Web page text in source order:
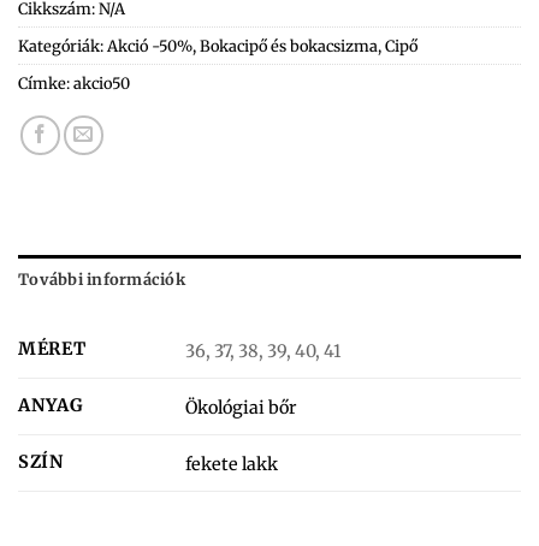
Cikkszám:N/A
Kategóriák: Akció -50%,Bokacipő és bokacsizma,Cipő
Címke:akcio50
További információk
MÉRET 36, 37, 38, 39, 40, 41
ANYAG Ökológiai bőr
SZÍN fekete lakk